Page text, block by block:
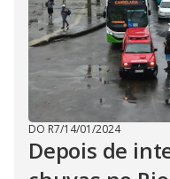
DO R7/14/01/2024
Depois de